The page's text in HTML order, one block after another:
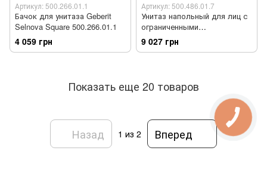
Артикул: 500.266.01.1
Бачок для унитаза Geberit
Selnova Square 500.266.01.1
4 059 грн
Артикул: 500.486.01.7
Унитаз напольный для лиц с
ограниченными
возможностями Geberit
Selnova Comfort 500.486.01.7
9 027 грн
Показать еще 20 товаров
Назад 1 из 2 Вперед